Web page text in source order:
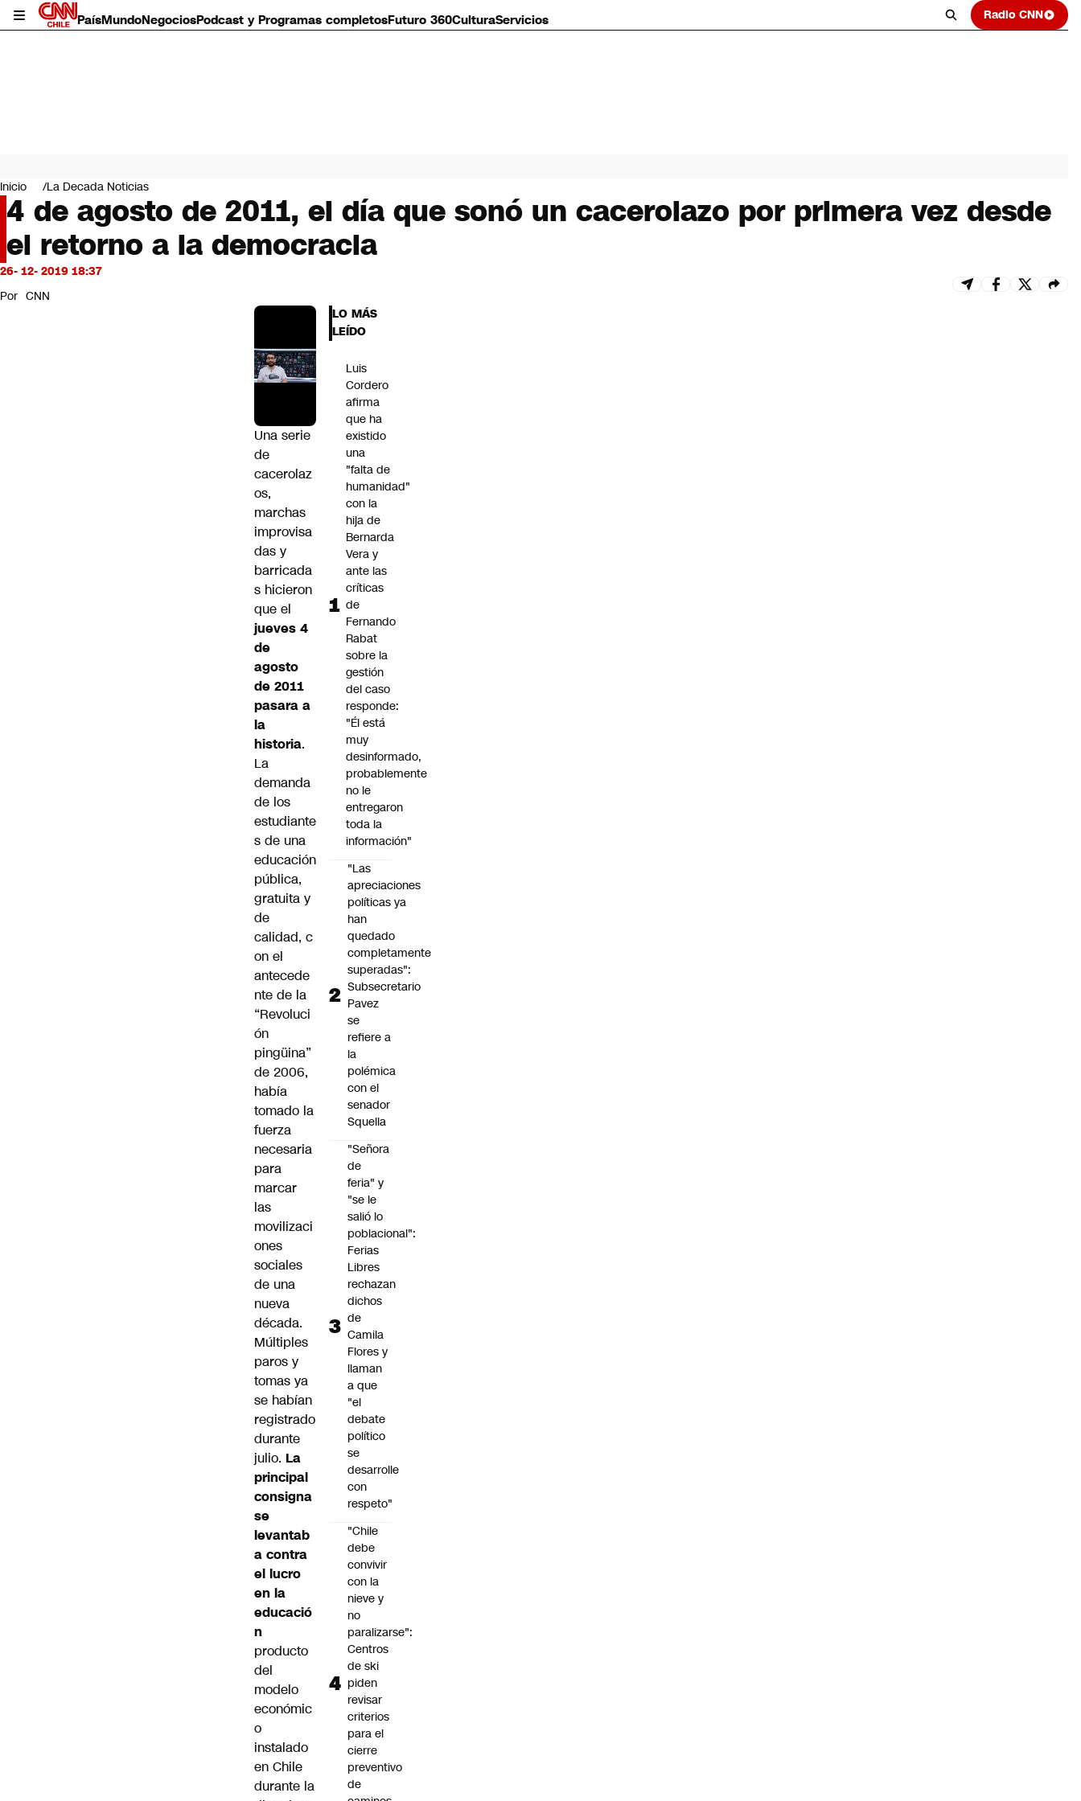
PaísMundoNegociosPodcast y Programas completosFuturo 360CulturaServicios Radio CNN
Mundo
Negocios
Deportes
Programas completos
Cultura
Servicios
Bits
CNN Data
Inicio La Decada Noticias
4 de agosto de 2011, el día que sonó un cacerolazo por primera vez desde
el retorno a la democracia
26- 12- 2019 18:37
Por CNN
Una serie
de
cacerolaz
os,
marchas
improvisa
das y
barricada
s hicieron
que el
jueves 4
de
agosto
de 2011
pasara a
la
historia.
La
demanda
de los
estudiante
s de una
educación
pública,
gratuita y
de
calidad, c
on el
antecede
nte de la
“Revoluci
ón
pingüina”
de 2006,
había
tomado la
fuerza
necesaria
para
marcar
las
movilizaci
ones
sociales
de una
nueva
década.
Múltiples
paros y
tomas ya
se habían
registrado
durante
julio. La
principal
consigna
se
levantab
a contra
el lucro
en la
educació
n
producto
del
modelo
económic
o
instalado
en Chile
durante la
LO MÁS
LEÍDO
Luis
Cordero
afirma
que ha
existido
una
"falta de
humanidad"
con la
hija de
Bernarda
Vera y
ante las
críticas
de
Fernando
Rabat
sobre la
gestión
del caso
responde:
"Él está
muy
desinformado,
probablemente
no le
entregaron
toda la
información"
"Las
apreciaciones
políticas ya
han
quedado
completamente
superadas":
Subsecretario
Pavez
se
refiere a
la
polémica
con el
senador
Squella
"Señora
de
feria" y
"se le
salió lo
poblacional":
Ferias
Libres
rechazan
dichos
de
Camila
Flores y
llaman
a que
"el
debate
político
se
desarrolle
con
respeto"
"Chile
debe
convivir
con la
nieve y
no
paralizarse":
Centros
de ski
piden
revisar
criterios
para el
cierre
preventivo
de